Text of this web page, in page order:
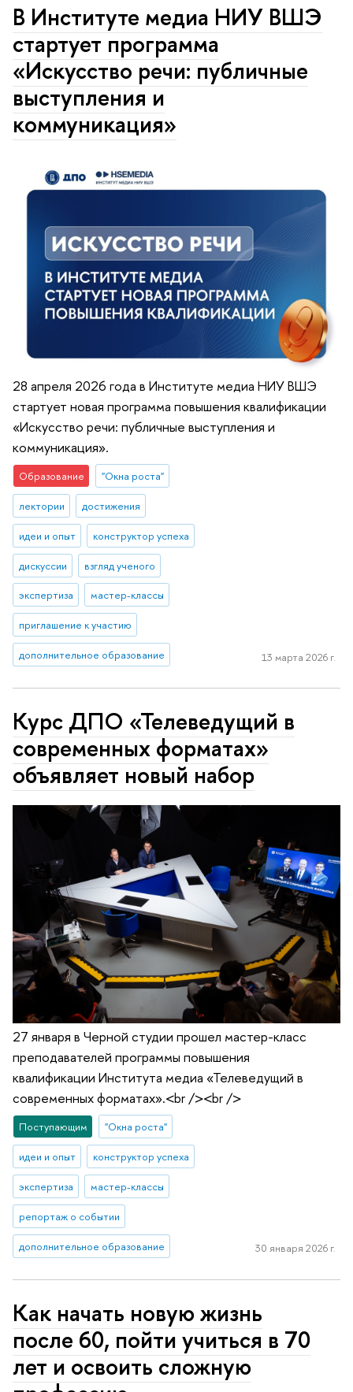
В Институте медиа НИУ ВШЭ
стартует программа
«Искусство речи: публичные
выступления и
коммуникация»
28 апреля 2026 года в Институте медиа НИУ ВШЭ
стартует новая программа повышения квалификации
«Искусство речи: публичные выступления и
коммуникация».
Образование "Окна роста"
лектории достижения
идеи и опыт конструктор успеха
дискуссии взгляд ученого
экспертиза мастер-классы
приглашение к участию
дополнительное образование 13 марта 2026 г.
Курс ДПО «Телеведущий в
современных форматах»
объявляет новый набор
27 января в Черной студии прошел мастер-класс
преподавателей программы повышения
квалификации Института медиа «Телеведущий в
современных форматах».<br /><br />
Поступающим "Окна роста"
идеи и опыт конструктор успеха
экспертиза мастер-классы
репортаж о событии
дополнительное образование 30 января 2026 г.
Как начать новую жизнь
после 60, пойти учиться в 70
лет и освоить сложную